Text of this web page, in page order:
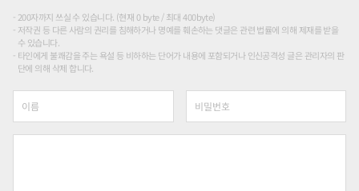
200자까지 쓰실 수 있습니다. (현재 0 byte / 최대 400byte)
저작권 등 다른 사람의 권리를 침해하거나 명예를 훼손하는 댓글은 관련 법률에 의해 제재를 받을
수 있습니다.
타인에게 불쾌감을 주는 욕설 등 비하하는 단어가 내용에 포함되거나 인신공격성 글은 관리자의 판
단에 의해 삭제 합니다.